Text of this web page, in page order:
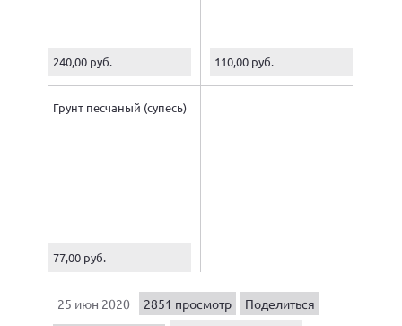
240,00 руб. 110,00 руб.
Грунт песчаный (супесь)
77,00 руб.
25 июн 2020 2851 просмотр
Поделиться